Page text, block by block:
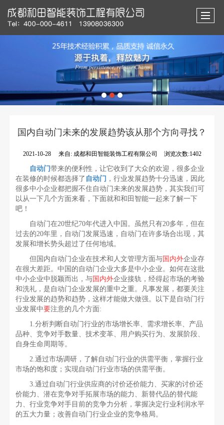
国内自动门未来的发展趋势该从那个方向寻找？
2021-10-28 来自: 成都和田智能装饰工程有限公司 浏览次数:1402
自动门带来的便利性，让它收到了大众的欢迎，很多企业
在装修的时候都选择了 自动门 ，行业发展趋势十分迅速，因此
很多中小企业都把握不住自动门未来的发展趋势，其实我们可
以从一下几个方面来看，下面就和和田智能一起来了解一下
吧！
自动门在20世纪70年代进入中国。虽然只有20多年，但在
过去的20年里，自动门发展迅速，自动门在许多场合出现，其
发展和增长势头超过了任何地域。
但国内自动门企业在技术和人文管理方面与 国内外企业存
在很大差距。中国的自动门企业大多是中小企业。如何在这批
中小企业中脱颖而出，与 国内外企业接轨，经得起市场的考验
和洗礼，是自动门企业发展的重中之重。凡事发展，都要关注
行业发展的趋势和趋势，这样才能做大做强。以下是自动门行
业发展中要注意的几个方面:
1.分析判断自动门行业的市场增长率、需求增长率、产品
品种、竞争对手数量、技术变革、用户购买行为、发展阶段、
自身生命周期等。
2.通过市场调研，了解自动门行业的供需平衡，掌握行业
市场的饱和度；实现自动门行业市场的供需平衡。
3.通过自动门行业供应商的讨价还价能力、买家的讨价还
价能力、潜在竞争对手拓展市场的能力、新替代品的替代能
力、行业竞争对手目前的竞争力分析，掌握决定行业利润水平
的五大力量；改善自动门行业企业的竞争格局。